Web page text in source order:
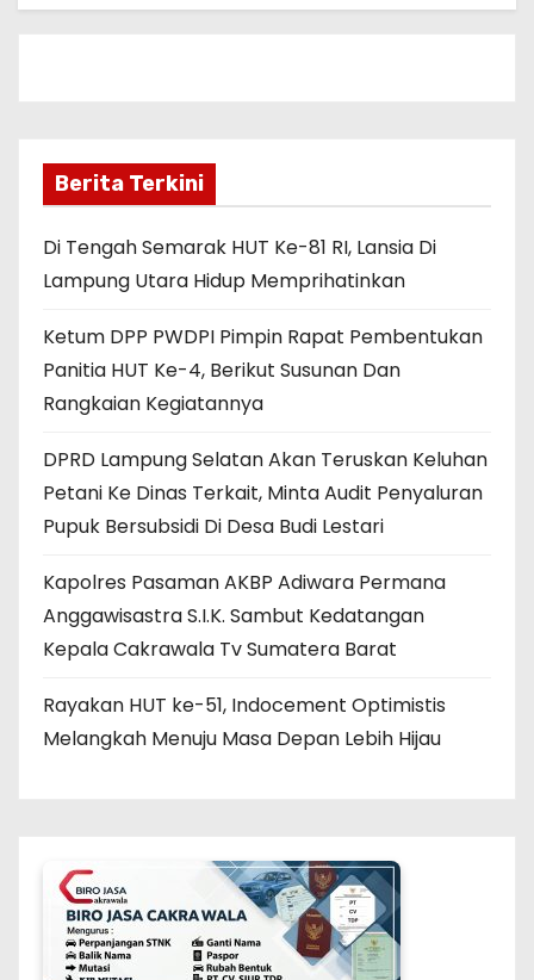
Berita Terkini
Di Tengah Semarak HUT Ke-81 RI, Lansia Di
Lampung Utara Hidup Memprihatinkan
Ketum DPP PWDPI Pimpin Rapat Pembentukan
Panitia HUT Ke-4, Berikut Susunan Dan
Rangkaian Kegiatannya
DPRD Lampung Selatan Akan Teruskan Keluhan
Petani Ke Dinas Terkait, Minta Audit Penyaluran
Pupuk Bersubsidi Di Desa Budi Lestari
Kapolres Pasaman AKBP Adiwara Permana
Anggawisastra S.I.K. Sambut Kedatangan
Kepala Cakrawala Tv Sumatera Barat
Rayakan HUT ke-51, Indocement Optimistis
Melangkah Menuju Masa Depan Lebih Hijau